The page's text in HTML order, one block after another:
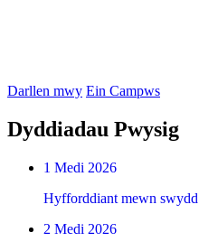
Darllen mwy Ein Campws
Dyddiadau Pwysig
1 Medi 2026
Hyfforddiant mewn swydd
2 Medi 2026